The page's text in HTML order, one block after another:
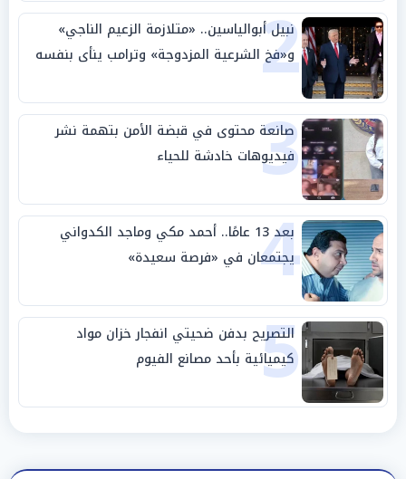
2
نبيل أبوالياسين.. «متلازمة الزعيم الناجي»
و«فخ الشرعية المزدوجة» وترامب ينأى بنفسه
وحليفه في «ميتم استراتيجي»
3
صانعة محتوى في قبضة الأمن بتهمة نشر
فيديوهات خادشة للحياء
4 بعد 13 عامًا.. أحمد مكي وماجد الكدواني
يجتمعان في «فرصة سعيدة»
5
التصريح بدفن ضحيتي انفجار خزان مواد
كيميائية بأحد مصانع الفيوم